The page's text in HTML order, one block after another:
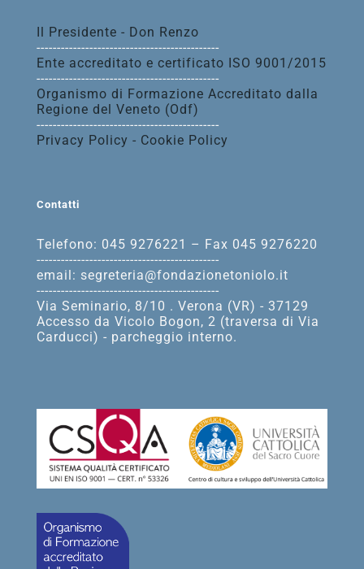
Il Presidente - Don Renzo
---------------------------------------------
Ente accreditato e certificato ISO 9001/2015
---------------------------------------------
Organismo di Formazione Accreditato dalla
Regione del Veneto (Odf)
---------------------------------------------
Privacy Policy - Cookie Policy
Contatti
Telefono: 045 9276221 – Fax 045 9276220
---------------------------------------------
email: segreteria@fondazionetoniolo.it
---------------------------------------------
Via Seminario, 8/10 . Verona (VR) - 37129
Accesso da Vicolo Bogon, 2 (traversa di Via
Carducci) - parcheggio interno.